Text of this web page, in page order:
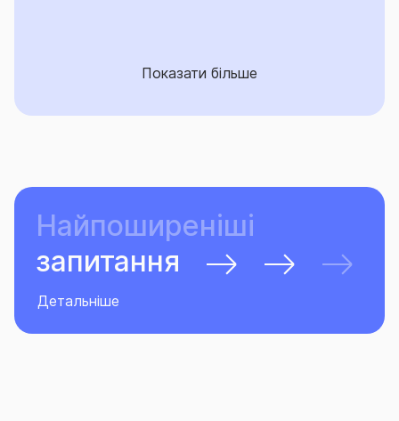
Показати більше
Найпоширеніші
запитання
Детальніше